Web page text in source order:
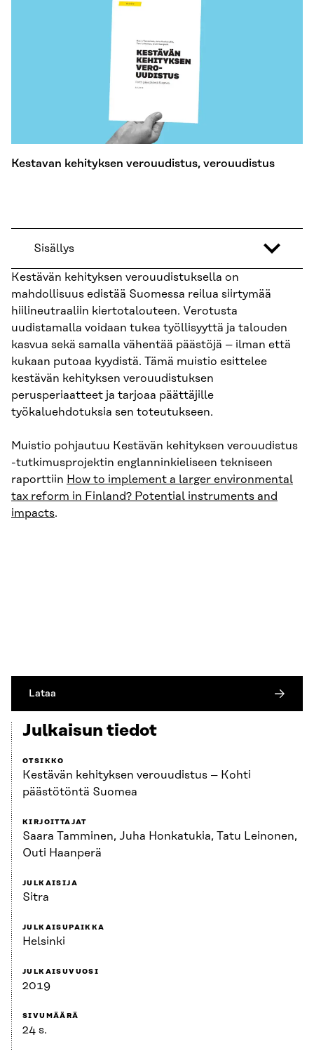
Kestavan kehityksen verouudistus, verouudistus
Sisällys
Kestävän kehityksen verouudistuksella on
mahdollisuus edistää Suomessa reilua siirtymää
hiilineutraaliin kiertotalouteen. Verotusta
uudistamalla voidaan tukea työllisyyttä ja talouden
kasvua sekä samalla vähentää päästöjä – ilman että
kukaan putoaa kyydistä. Tämä muistio esittelee
kestävän kehityksen verouudistuksen
perusperiaatteet ja tarjoaa päättäjille
työkaluehdotuksia sen toteutukseen.
Muistio pohjautuu Kestävän kehityksen verouudistus
-tutkimusprojektin englanninkieliseen tekniseen
raporttiin How to implement a larger environmental
tax reform in Finland? Potential instruments and
impacts.
Lataa
Julkaisun tiedot
OTSIKKO
Kestävän kehityksen verouudistus – Kohti
päästötöntä Suomea
KIRJOITTAJAT
Saara Tamminen, Juha Honkatukia, Tatu Leinonen,
Outi Haanperä
JULKAISIJA
Sitra
JULKAISUPAIKKA
Helsinki
JULKAISUVUOSI
2019
SIVUMÄÄRÄ
24 s.